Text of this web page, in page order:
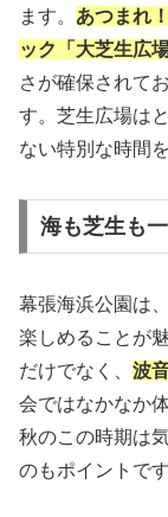
ます。 あつまれ！
ック「大芝生広場
さが確保されて
す。芝生広場は
ない特別な時間
海も芝生も
幕張海浜公園は
楽しめることが
だけでなく、 波
会ではなかなか
秋のこの時期は
のもポイントです